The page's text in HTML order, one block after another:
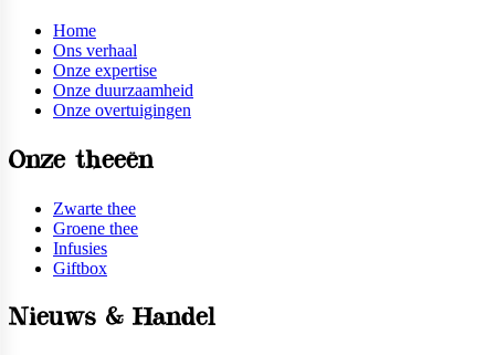
Home
Ons verhaal
Onze expertise
Onze duurzaamheid
Onze overtuigingen
Onze theeën
Zwarte thee
Groene thee
Infusies
Giftbox
Nieuws & Handel